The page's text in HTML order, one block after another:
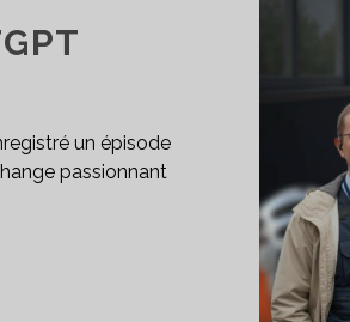
un épisode
passionnant